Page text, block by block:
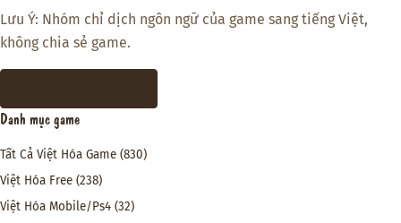
Lưu Ý: Nhóm chỉ dịch ngôn ngữ của game sang tiếng Việt,
không chia sẻ game.
Danh mục game
Tất Cả Việt Hóa Game (830)
Việt Hóa Free (238)
Việt Hóa Mobile/Ps4 (32)